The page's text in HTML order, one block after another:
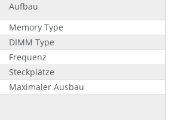
Aufbau
Memory Type
DIMM Type
Frequenz
Steckplätze
Maximaler Ausbau